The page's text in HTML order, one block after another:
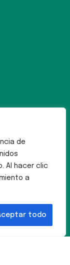
de
Al hacer clic
a
todo